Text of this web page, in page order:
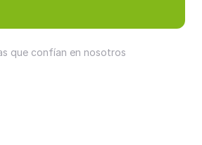
que confían en nosotros